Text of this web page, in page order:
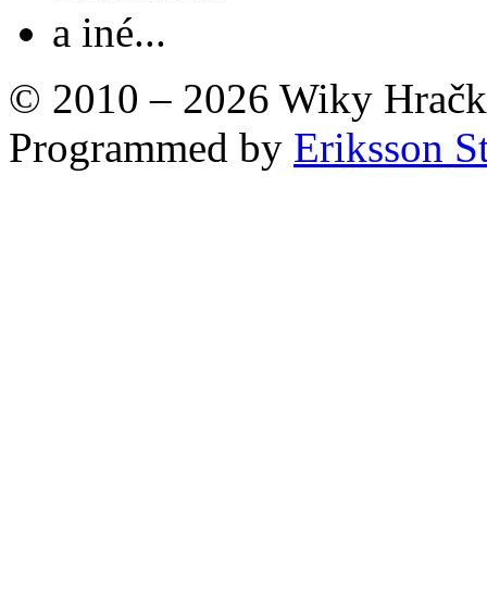
a iné...
© 2010 – 2026 Wiky
Programmed by Eriksson